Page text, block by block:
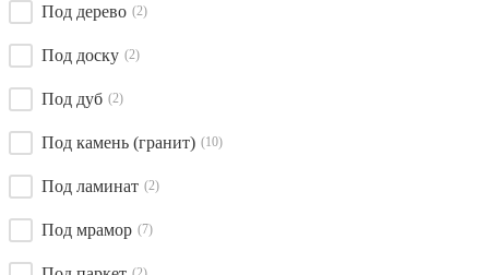
Под дерево (2)
Под доску (2)
Под дуб (2)
Под камень (гранит) (10)
Под ламинат (2)
Под мрамор (7)